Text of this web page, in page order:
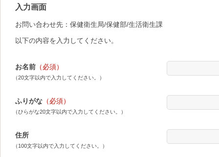
入力画面
お問い合わせ先：保健衛生局/保健部/生活衛生課
以下の内容を入力してください。
お名前 （必須）
（20文字以内で入力してください。）
ふりがな （必須）
（ひらがな20文字以内で入力してください。）
住所
（100文字以内で入力してください。）